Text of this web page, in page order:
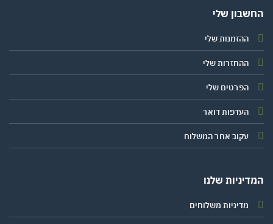
שלי
ההזמנות שלי
ההחזרות שלי
הפרטים שלי
העדפות דואר
עקוב אחר המשלוח
שלנו
מדיניות משלוחים